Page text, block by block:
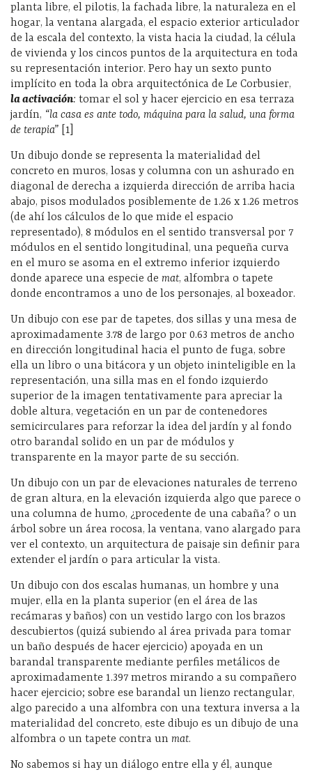
planta libre, el pilotis, la fachada libre, la naturaleza en el
hogar, la ventana alargada, el espacio exterior articulador
de la escala del contexto, la vista hacia la ciudad, la célula
de vivienda y los cincos puntos de la arquitectura en toda
su representación interior. Pero hay un sexto punto
implícito en toda la obra arquitectónica de Le Corbusier,
la activación: tomar el sol y hacer ejercicio en esa terraza
jardín, “la casa es ante todo, máquina para la salud, una forma
de terapia”
[1]
Un dibujo donde se representa la materialidad del
concreto en muros, losas y columna con un ashurado en
diagonal de derecha a izquierda dirección de arriba hacia
abajo, pisos modulados posiblemente de 1.26 x 1.26 metros
(de ahí los cálculos de lo que mide el espacio
representado), 8 módulos en el sentido transversal por 7
módulos en el sentido longitudinal, una pequeña curva
en el muro se asoma en el extremo inferior izquierdo
donde aparece una especie de mat, alfombra o tapete
donde encontramos a uno de los personajes, al boxeador.
Un dibujo con ese par de tapetes, dos sillas y una mesa de
aproximadamente 3.78 de largo por 0.63 metros de ancho
en dirección longitudinal hacia el punto de fuga, sobre
ella un libro o una bitácora y un objeto ininteligible en la
representación, una silla mas en el fondo izquierdo
superior de la imagen tentativamente para apreciar la
doble altura, vegetación en un par de contenedores
semicirculares para reforzar la idea del jardín y al fondo
otro barandal solido en un par de módulos y
transparente en la mayor parte de su sección.
Un dibujo con un par de elevaciones naturales de terreno
de gran altura, en la elevación izquierda algo que parece o
una columna de humo, ¿procedente de una cabaña? o un
árbol sobre un área rocosa, la ventana, vano alargado para
ver el contexto, un arquitectura de paisaje sin definir para
extender el jardín o para articular la vista.
Un dibujo con dos escalas humanas, un hombre y una
mujer, ella en la planta superior (en el área de las
recámaras y baños) con un vestido largo con los brazos
descubiertos (quizá subiendo al área privada para tomar
un baño después de hacer ejercicio) apoyada en un
barandal transparente mediante perfiles metálicos de
aproximadamente 1.397 metros mirando a su compañero
hacer ejercicio; sobre ese barandal un lienzo rectangular,
algo parecido a una alfombra con una textura inversa a la
materialidad del concreto, este dibujo es un dibujo de una
alfombra o un tapete contra un mat.
No sabemos si hay un diálogo entre ella y él, aunque